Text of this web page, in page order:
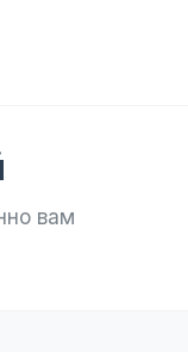
вам